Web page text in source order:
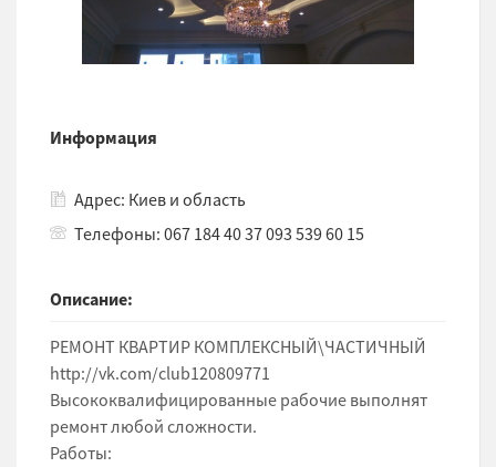
Информация
Адрес: Киев и область
Телефоны: 067 184 40 37 093 539 60 15
Описание:
РЕМОНТ КВАРТИР КОМПЛЕКСНЫЙ\ЧАСТИЧНЫЙ
http://vk.com/club120809771
Высококвалифицированные рабочие выполнят
ремонт любой сложности.
Работы: